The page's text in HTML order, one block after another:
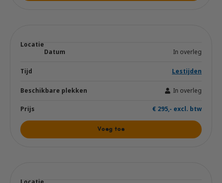
In overleg
Lestijden
In overleg
€ 295,- excl. btw
Voeg toe